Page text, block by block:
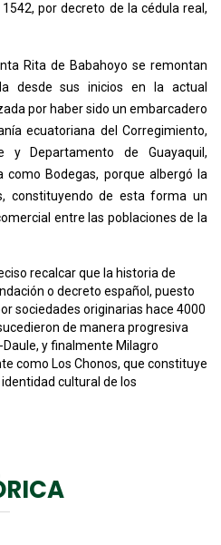
por decreto de la cédula real,
Rita de Babahoyo se remontan
desde sus inicios en la actual
por haber sido un embarcadero
ecuatoriana del Corregimiento,
y Departamento de Guayaquil,
como Bodegas, porque albergó la
constituyendo de esta forma un
entre las poblaciones de la
recalcar que la historia de
o decreto español, puesto
sociedades originarias hace 4000
de manera progresiva
y finalmente Milagro
como Los Chonos, que constituye
cultural de los